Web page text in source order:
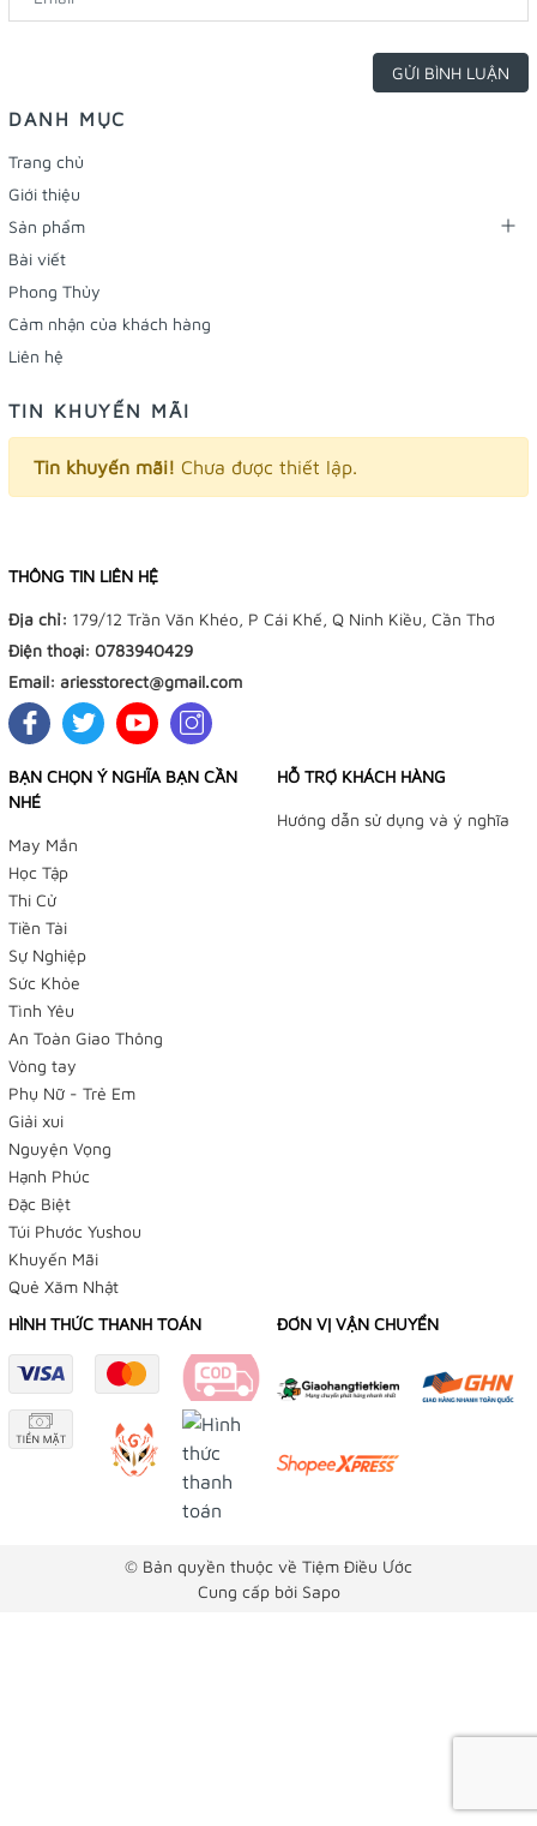
GỬI BÌNH LUẬN
DANH MỤC
Trang chủ
Giới thiệu
Sản phẩm
Bài viết
Phong Thủy
Cảm nhận của khách hàng
Liên hệ
TIN KHUYẾN MÃI
Tin khuyến mãi! Chưa được thiết lập.
THÔNG TIN LIÊN HỆ
Địa chỉ: 179/12 Trần Văn Khéo, P Cái Khế, Q Ninh Kiều, Cần Thơ
Điện thoại: 0783940429
Email: ariesstorect@gmail.com
BẠN CHỌN Ý NGHĨA BẠN CẦN
NHÉ
May Mắn
Học Tập
Thi Cử
Tiền Tài
Sự Nghiệp
Sức Khỏe
Tình Yêu
An Toàn Giao Thông
Vòng tay
Phụ Nữ - Trẻ Em
Giải xui
Nguyện Vọng
Hạnh Phúc
Đặc Biệt
Túi Phước Yushou
Khuyến Mãi
Quẻ Xăm Nhật
HỖ TRỢ KHÁCH HÀNG
Hướng dẫn sử dụng và ý nghĩa
HÌNH THỨC THANH TOÁN ĐƠN VỊ VẬN CHUYỂN
© Bản quyền thuộc về Tiệm Điều Ước
Cung cấp bởi Sapo